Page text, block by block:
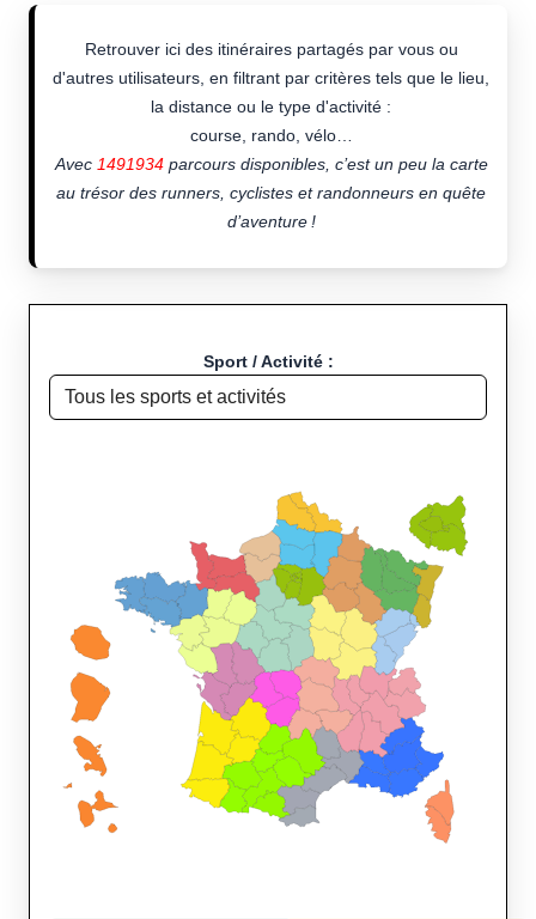
Retrouver ici des itinéraires partagés par vous ou
d'autres utilisateurs, en filtrant par critères tels que le lieu,
la distance ou le type d'activité :
course, rando, vélo…
Avec 1491934parcours disponibles, c’est un peu la carte
au trésor des runners, cyclistes et randonneurs en quête
d’aventure !
Sport / Activité :